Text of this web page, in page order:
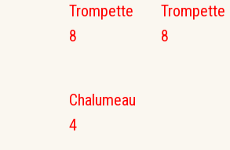
Trompette
8
Trompette
8
Chalumeau
4